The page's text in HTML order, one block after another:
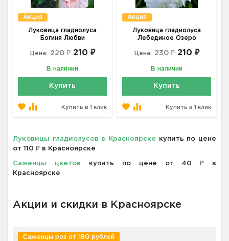
Акция
Луковица гладиолуса
Богиня Любви
Цена: 220 ₽ 210 ₽
В наличии
Купить
Купить в 1 клик
Акция
Луковица гладиолуса
Лебединое Озеро
Цена: 230 ₽ 210 ₽
В наличии
Купить
Купить в 1 клик
Луковицы гладиолусов в Красноярске купить по цене
от 110 ₽ в Красноярске
Саженцы цветов купить по цене от 40 ₽ в
Красноярске
Акции и скидки в Красноярске
Саженцы роз от 180 рублей